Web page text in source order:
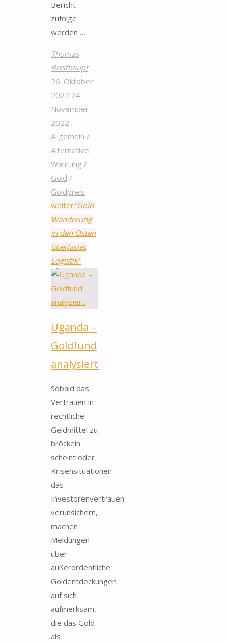
Bericht
zufolge
werden …
Thomas
Breithaupt
26. Oktober
2022 24.
November
2022
Allgemein /
Alternative
Währung /
Gold /
Goldpreis
weiter"Gold
Wanderung
in den Osten
überlastet
Logistik"
Uganda –
Goldfund
analysiert
Sobald das
Vertrauen in
rechtliche
Geldmittel zu
bröckeln
scheint oder
Krisensituationen
das
Investorenvertrauen
verunsichern,
machen
Meldungen
über
außerordentliche
Goldentdeckungen
auf sich
aufmerksam,
die das Gold
als